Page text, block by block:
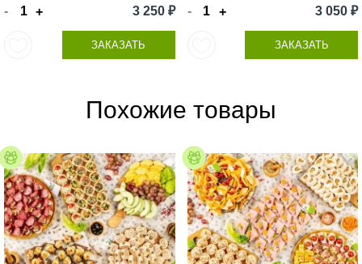
- + 3 250 ₽
ЗАКАЗАТЬ
- + 3 050 ₽
ЗАКАЗАТЬ
Похожие товары